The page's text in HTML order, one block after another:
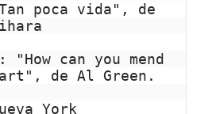
poca vida", de
"How can you mend
de Al Green.
York